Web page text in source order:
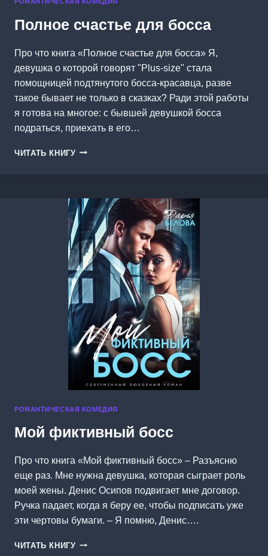
Полное счастье для босса
Про что книга «Полное счастье для босса» Я,
девушка о которой говорят "Plus-size" стала
помощницей подтянутого босса-красавца, разве
такое бывает не только в сказках? Ради этой работы
я готова на многое: с бывшей девушкой босса
подраться, приехать в его…
ЧИТАТЬ КНИГУ ПОЛНОЕ
РОМАНТИЧЕСКАЯ КОМЕДИЯ
Мой фиктивный босс
Про что книга «Мой фиктивный босс» – Разъясню
еще раз. Мне нужна девушка, которая сыграет роль
моей жены. Денис Осипов подвигает мне договор.
Ручка падает, когда я беру ее, чтобы подписать уже
эти чертовы бумаги. – Я помню, Денис….
ЧИТАТЬ КНИГУ МОЙ